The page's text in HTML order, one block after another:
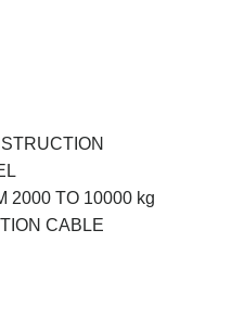
2000 TO 10000 kg
CABLE